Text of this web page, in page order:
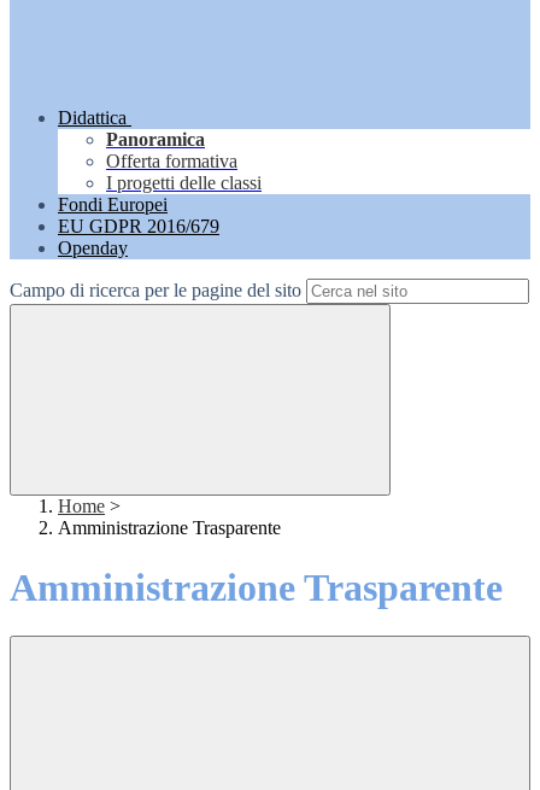
Didattica
Panoramica
Offerta formativa
I progetti delle classi
Fondi Europei
EU GDPR 2016/679
Openday
Campo di ricerca per le pagine del sito
Home >
Amministrazione Trasparente
Amministrazione Trasparente